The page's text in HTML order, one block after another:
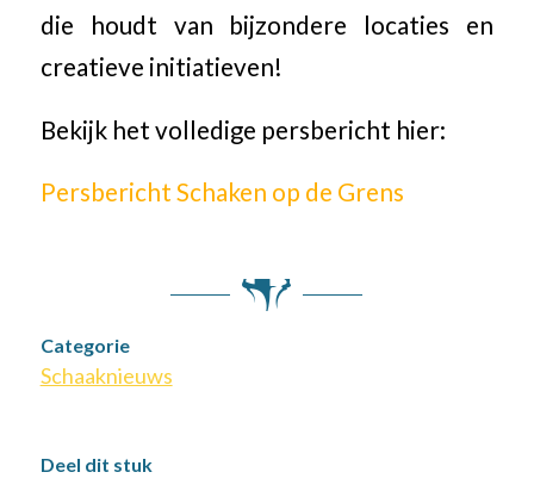
die houdt van bijzondere locaties en
creatieve initiatieven!
Bekijk het volledige persbericht hier:
Persbericht Schaken op de Grens
Categorie
Schaaknieuws
Deel dit stuk